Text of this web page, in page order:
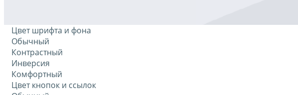
Цвет шрифта и фона
Обычный
Контрастный
Инверсия
Комфортный
Цвет кнопок и ссылок